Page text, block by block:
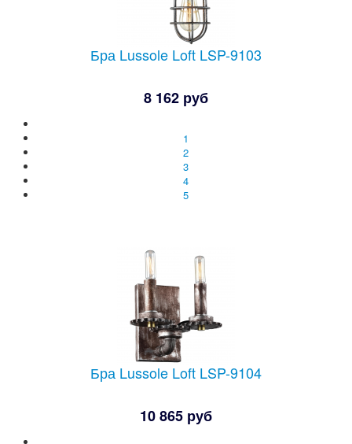
Бра Lussole Loft LSP-9103
8 162 руб
1
2
3
4
5
Бра Lussole Loft LSP-9104
10 865 руб